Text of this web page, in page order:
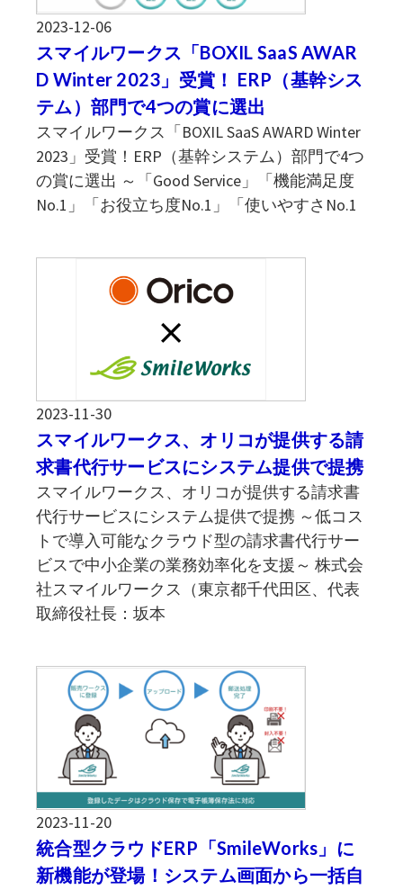
2023-12-06
スマイルワークス「BOXIL SaaS AWAR
D Winter 2023」受賞！ ERP（基幹シス
テム）部門で4つの賞に選出
スマイルワークス「BOXIL SaaS AWARD Winter
2023」受賞！ERP（基幹システム）部門で4つ
の賞に選出 ～「Good Service」「機能満足度
No.1」「お役立ち度No.1」「使いやすさNo.1
2023-11-30
スマイルワークス、オリコが提供する請
求書代行サービスにシステム提供で提携
スマイルワークス、オリコが提供する請求書
代行サービスにシステム提供で提携 ～低コス
トで導入可能なクラウド型の請求書代行サー
ビスで中小企業の業務効率化を支援～ 株式会
社スマイルワークス（東京都千代田区、代表
取締役社長：坂本
2023-11-20
統合型クラウドERP「SmileWorks」に
新機能が登場！システム画面から一括自